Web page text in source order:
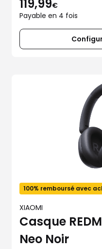
119,99€
Payable en 4 fois
100% remboursé avec
XIAOMI
Casque
Neo Noir